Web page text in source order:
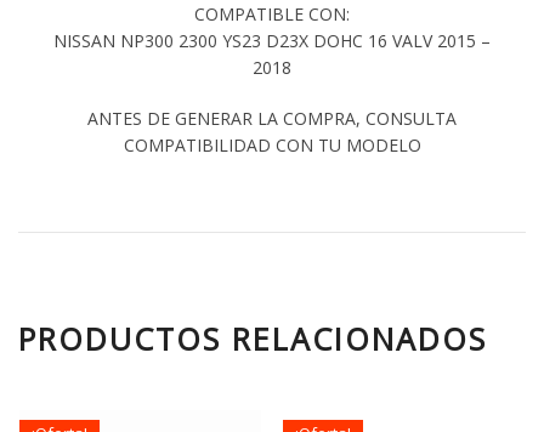
COMPATIBLE CON:
NISSAN NP300 2300 YS23 D23X DOHC 16 VALV 2015 –
2018
ANTES DE GENERAR LA COMPRA, CONSULTA
COMPATIBILIDAD CON TU MODELO
PRODUCTOS RELACIONADOS